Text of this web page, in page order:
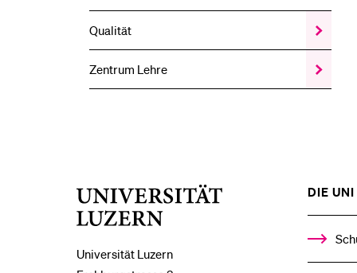
Untermenü
Qualität
Zeige
das
Qualität
Untermenü
Zentrum Lehre
Zeige
das
Universität Luzern
DIE